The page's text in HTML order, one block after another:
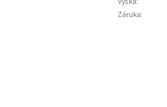
Záruka: